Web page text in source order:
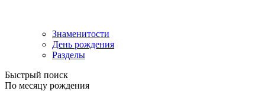
Знаменитости
День рождения
Разделы
Быстрый поиск
По месяцу рождения